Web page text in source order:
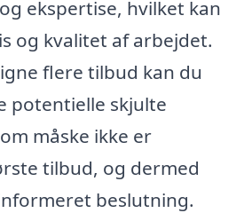
ekspertise, hvilket kan
og kvalitet af arbejdet.
flere tilbud kan du
potentielle skjulte
måske ikke er
tilbud, og dermed
beslutning.